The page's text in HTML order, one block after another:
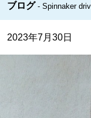
ブログ Spinnaker
2023年7月30日